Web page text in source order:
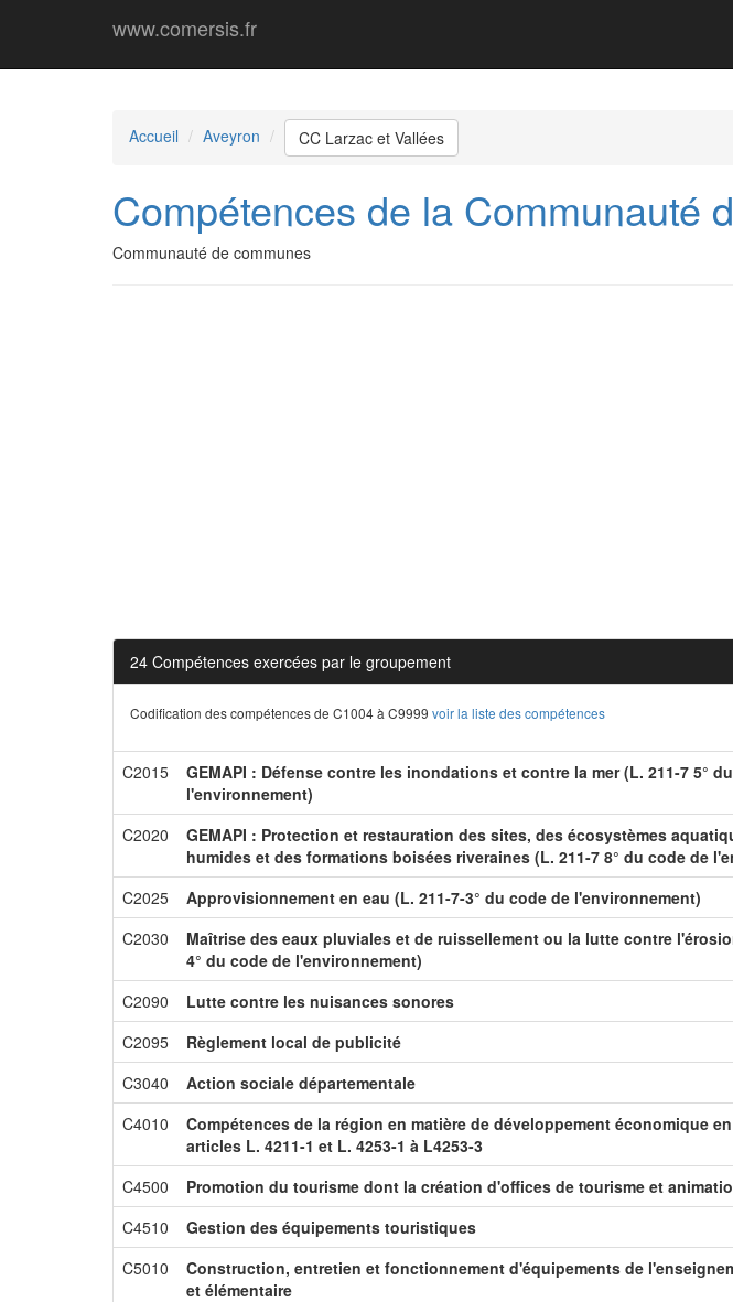
www.comersis.fr
Accueil Aveyron CC Larzac et Vallées
Compétences de la Communauté
Communauté de communes
24 Compétences exercées par le groupement
Codification des compétences de C1004 à C9999 voir la liste des compétences
C2015
GEMAPI : Défense contre les inondations et contre la mer (L. 211-7 5°
l'environnement)
C2020
GEMAPI : Protection et restauration des sites, des écosystèmes
humides et des formations boisées riveraines (L. 211-7 8° du code de
C2025 Approvisionnement en eau (L. 211-7-3° du code de l'environnement)
C2030
Maîtrise des eaux pluviales et de ruissellement ou la lutte contre
4° du code de l'environnement)
C2090 Lutte contre les nuisances sonores
C2095 Règlement local de publicité
C3040 Action sociale départementale
C4010
Compétences de la région en matière de développement économique
articles L. 4211-1 et L. 4253-1 à L4253-3
C4500 Promotion du tourisme dont la création d'offices de tourisme et
C4510 Gestion des équipements touristiques
C5010
Construction, entretien et fonctionnement d'équipements de
et élémentaire